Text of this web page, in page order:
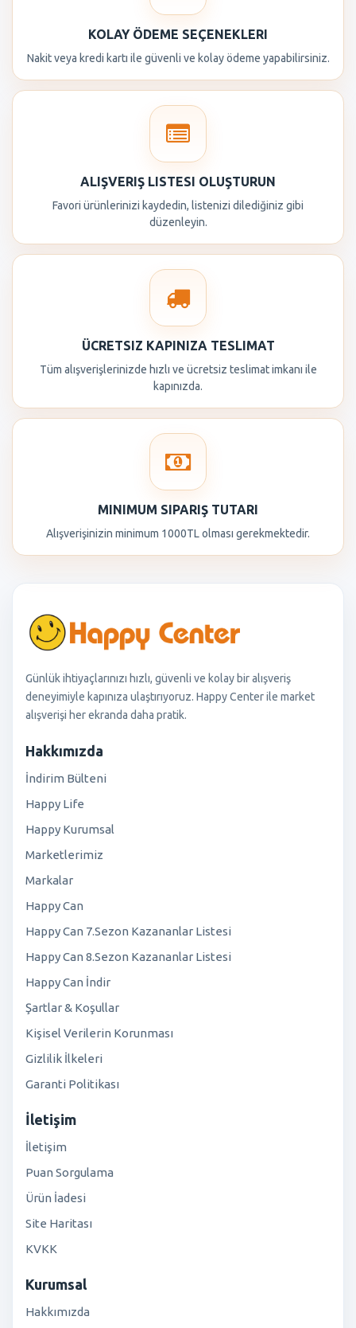
KOLAY ÖDEME SEÇENEKLERI
Nakit veya kredi kartı ile güvenli ve kolay ödeme yapabilirsiniz.
ALIŞVERIŞ LISTESI OLUŞTURUN
Favori ürünlerinizi kaydedin, listenizi dilediğiniz gibi
düzenleyin.
ÜCRETSIZ KAPINIZA TESLIMAT
Tüm alışverişlerinizde hızlı ve ücretsiz teslimat imkanı ile
kapınızda.
MINIMUM SIPARIŞ TUTARI
Alışverişinizin minimum 1000TL olması gerekmektedir.
Günlük ihtiyaçlarınızı hızlı, güvenli ve kolay bir alışveriş
deneyimiyle kapınıza ulaştırıyoruz. Happy Center ile market
alışverişi her ekranda daha pratik.
Hakkımızda
İndirim Bülteni
Happy Life
Happy Kurumsal
Marketlerimiz
Markalar
Happy Can
Happy Can 7.Sezon Kazananlar Listesi
Happy Can 8.Sezon Kazananlar Listesi
Happy Can İndir
Şartlar & Koşullar
Kişisel Verilerin Korunması
Gizlilik İlkeleri
Garanti Politikası
İletişim
İletişim
Puan Sorgulama
Ürün İadesi
Site Haritası
KVKK
Kurumsal
Hakkımızda